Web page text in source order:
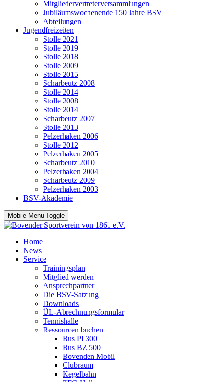
Mitgliedervertreterversammlungen
Jubiläumswochenende 150 Jahre BSV
Abteilungen
Jugendfreizeiten
Stolle 2021
Stolle 2019
Stolle 2018
Stolle 2009
Stolle 2015
Scharbeutz 2008
Stolle 2014
Stolle 2008
Stolle 2014
Scharbeutz 2007
Stolle 2013
Pelzerhaken 2006
Stolle 2012
Pelzerhaken 2005
Scharbeutz 2010
Pelzerhaken 2004
Scharbeutz 2009
Pelzerhaken 2003
BSV-Akademie
Mobile Menu Toggle
Home
News
Service
Trainingsplan
Mitglied werden
Ansprechpartner
Die BSV-Satzung
Downloads
ÜL-Abrechnungsformular
Tennishalle
Ressourcen buchen
Bus PI 300
Bus BZ 500
Bovenden Mobil
Clubraum
Kegelbahn